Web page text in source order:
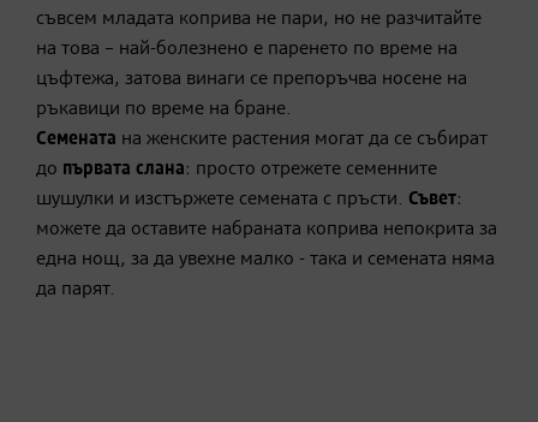
съвсем младата коприва не пари, но не разчитайте
на това – най-болезнено е паренето по време на
цъфтежа, затова винаги се препоръчва носене на
ръкавици по време на бране.
Семената на женските растения могат да се събират
до първата слана: просто отрежете семенните
шушулки и изстържете семената с пръсти. Съвет:
можете да оставите набраната коприва непокрита за
една нощ, за да увехне малко - така и семената няма
да парят.